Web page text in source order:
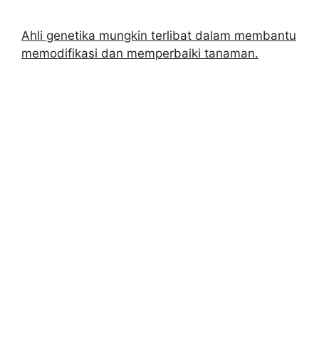
Ahli genetika mungkin terlibat dalam membantu
memodifikasi dan memperbaiki tanaman.